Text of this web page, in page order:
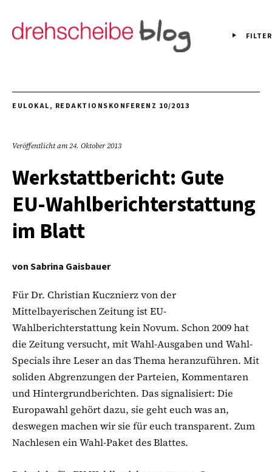
FILTER
EULOKAL, REDAKTIONSKONFERENZ 10/2013
Veröffentlicht am24. Oktober 2013
Werkstattbericht: Gute
EU-Wahlberichterstattung
im Blatt
vonSabrina Gaisbauer
Für Dr. Christian Kucznierz von der
Mittelbayerischen Zeitung ist EU-
Wahlberichterstattung kein Novum. Schon 2009 hat
die Zeitung versucht, mit Wahl-Ausgaben und Wahl-
Specials ihre Leser an das Thema heranzuführen. Mit
soliden Abgrenzungen der Parteien, Kommentaren
und Hintergrundberichten. Das signalisiert: Die
Europawahl gehört dazu, sie geht euch was an,
deswegen machen wir sie für euch transparent. Zum
Nachlesen ein Wahl-Paket des Blattes.